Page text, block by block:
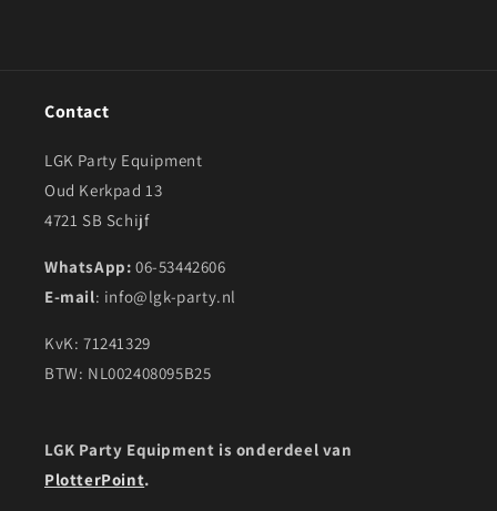
Contact
LGK Party Equipment
Oud Kerkpad 13
4721 SB Schijf
WhatsApp: 06-53442606
E-mail: info@lgk-party.nl
KvK: 71241329
BTW: NL002408095B25
LGK Party Equipment is onderdeel van
PlotterPoint.